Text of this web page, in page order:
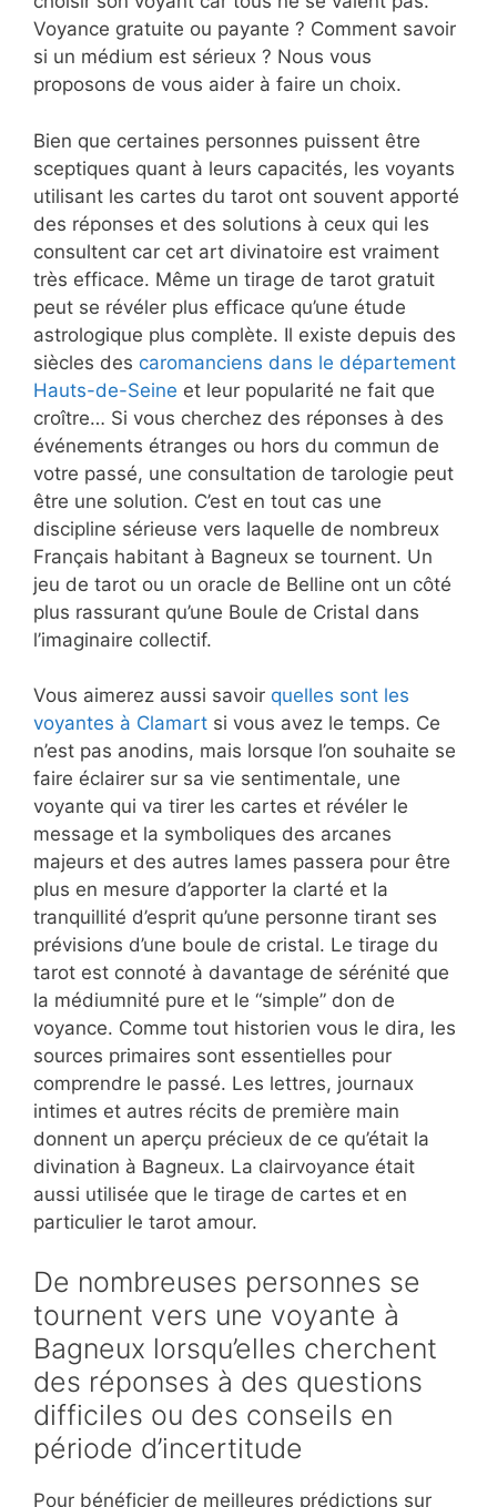
Voyance gratuite ou payante ? Comment savoir
si un médium est sérieux ? Nous vous
proposons de vous aider à faire un choix.
Bien que certaines personnes puissent être
sceptiques quant à leurs capacités, les voyants
utilisant les cartes du tarot ont souvent apporté
des réponses et des solutions à ceux qui les
consultent car cet art divinatoire est vraiment
très efficace. Même un tirage de tarot gratuit
peut se révéler plus efficace qu’une étude
astrologique plus complète. Il existe depuis des
siècles des caromanciens dans le département
Hauts-de-Seine et leur popularité ne fait que
croître… Si vous cherchez des réponses à des
événements étranges ou hors du commun de
votre passé, une consultation de tarologie peut
être une solution. C’est en tout cas une
discipline sérieuse vers laquelle de nombreux
Français habitant à Bagneux se tournent. Un
jeu de tarot ou un oracle de Belline ont un côté
plus rassurant qu’une Boule de Cristal dans
l’imaginaire collectif.
Vous aimerez aussi savoir quelles sont les
voyantes à Clamart si vous avez le temps. Ce
n’est pas anodins, mais lorsque l’on souhaite se
faire éclairer sur sa vie sentimentale, une
voyante qui va tirer les cartes et révéler le
message et la symboliques des arcanes
majeurs et des autres lames passera pour être
plus en mesure d’apporter la clarté et la
tranquillité d’esprit qu’une personne tirant ses
prévisions d’une boule de cristal. Le tirage du
tarot est connoté à davantage de sérénité que
la médiumnité pure et le “simple” don de
voyance. Comme tout historien vous le dira, les
sources primaires sont essentielles pour
comprendre le passé. Les lettres, journaux
intimes et autres récits de première main
donnent un aperçu précieux de ce qu’était la
divination à Bagneux. La clairvoyance était
aussi utilisée que le tirage de cartes et en
particulier le tarot amour.
De nombreuses personnes se
tournent vers une voyante à
Bagneux lorsqu’elles cherchent
des réponses à des questions
difficiles ou des conseils en
période d’incertitude
Pour bénéficier de meilleures prédictions sur